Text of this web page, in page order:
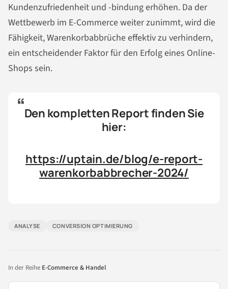
Kundenzufriedenheit und -bindung erhöhen. Da der
Wettbewerb im E-Commerce weiter zunimmt, wird die
Fähigkeit, Warenkorbabbrüche effektiv zu verhindern,
ein entscheidender Faktor für den Erfolg eines Online-
Shops sein.
Den kompletten Report finden Sie
hier:
https://uptain.de/blog/e-report-
warenkorbabbrecher-2024/
ANALYSE CONVERSION OPTIMIERUNG
In der Reihe E-Commerce & Handel